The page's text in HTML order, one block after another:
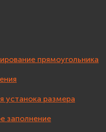
прямоугольника
устанока размера
заполнение